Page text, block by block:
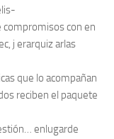
compromisos con en
j erarquiz arlas
que lo acompañan
reciben el paquete
enlugarde